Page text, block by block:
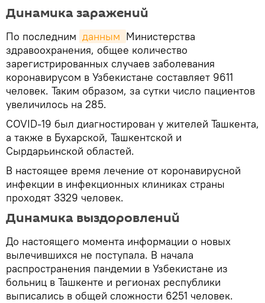
Динамика заражений
По последним данным Министерства
здравоохранения, общее количество
зарегистрированных случаев заболевания
коронавирусом в Узбекистане составляет 9611
человек. Таким образом, за сутки число пациентов
увеличилось на 285.
COVID-19 был диагностирован у жителей Ташкента,
а также в Бухарской, Ташкентской и
Сырдарьинской областей.
В настоящее время лечение от коронавирусной
инфекции в инфекционных клиниках страны
проходят 3329 человек.
Динамика выздоровлений
До настоящего момента информации о новых
вылечившихся не поступала. В начала
распространения пандемии в Узбекистане из
больниц в Ташкенте и регионах республики
выписались в общей сложности 6251 человек.